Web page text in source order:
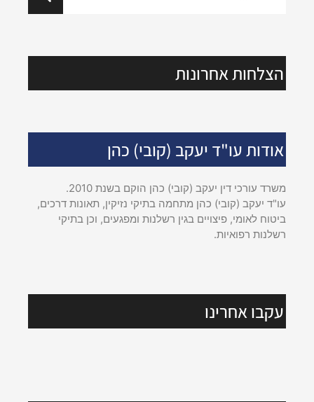
הצלחות אחרונות
אודות עו"ד יעקב (קובי) כהן
משרד עורכי דין יעקב (קובי) כהן הוקם בשנת 2010.
עו"ד יעקב (קובי) כהן מתחמה בתיקי נזיקין, תאונות דרכים,
ביטוח לאומי, פיצויים בגין רשלנות ומפגעים, וכן בתיקי
רשלנות רפואיות.
עקבו אחרינו